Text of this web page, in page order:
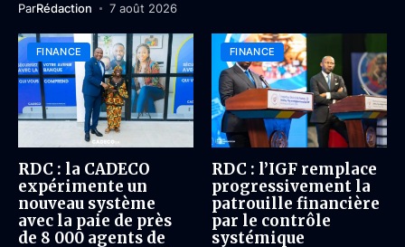
ParRédaction 7 août 2026
FINANCE
RDC : la CADECO
expérimente un
nouveau système
avec la paie de près
de 8 000 agents de
FINANCE
RDC : l’IGF remplace
progressivement la
patrouille financière
par le contrôle
systémique